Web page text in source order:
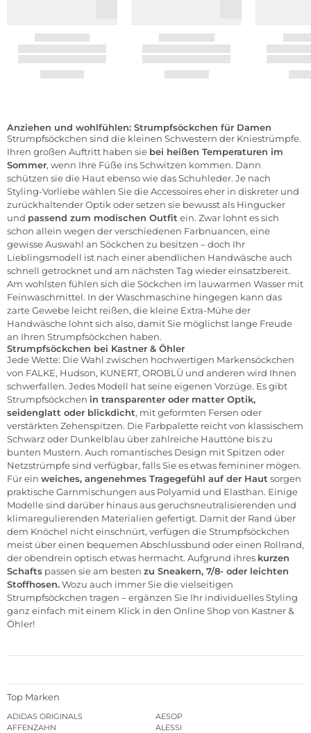
Anziehen und wohlfühlen: Strumpfsöckchen für Damen
Strumpfsöckchen sind die kleinen Schwestern der Kniestrümpfe.
Ihren großen Auftritt haben sie bei heißen Temperaturen im
Sommer, wenn Ihre Füße ins Schwitzen kommen. Dann
schützen sie die Haut ebenso wie das Schuhleder. Je nach
Styling-Vorliebe wählen Sie die Accessoires eher in diskreter und
zurückhaltender Optik oder setzen sie bewusst als Hingucker
und passend zum modischen Outfit ein. Zwar lohnt es sich
schon allein wegen der verschiedenen Farbnuancen, eine
gewisse Auswahl an Söckchen zu besitzen – doch Ihr
Lieblingsmodell ist nach einer abendlichen Handwäsche auch
schnell getrocknet und am nächsten Tag wieder einsatzbereit.
Am wohlsten fühlen sich die Söckchen im lauwarmen Wasser mit
Feinwaschmittel. In der Waschmaschine hingegen kann das
zarte Gewebe leicht reißen, die kleine Extra-Mühe der
Handwäsche lohnt sich also, damit Sie möglichst lange Freude
an Ihren Strumpfsöckchen haben.
Strumpfsöckchen bei Kastner & Öhler
Jede Wette: Die Wahl zwischen hochwertigen Markensöckchen
von FALKE, Hudson, KUNERT, OROBLÙ und anderen wird Ihnen
schwerfallen. Jedes Modell hat seine eigenen Vorzüge. Es gibt
Strumpfsöckchen in transparenter oder matter Optik,
seidenglatt oder blickdicht, mit geformten Fersen oder
verstärkten Zehenspitzen. Die Farbpalette reicht von klassischem
Schwarz oder Dunkelblau über zahlreiche Hauttöne bis zu
bunten Mustern. Auch romantisches Design mit Spitzen oder
Netzstrümpfe sind verfügbar, falls Sie es etwas femininer mögen.
Für ein weiches, angenehmes Tragegefühl auf der Haut sorgen
praktische Garnmischungen aus Polyamid und Elasthan. Einige
Modelle sind darüber hinaus aus geruchsneutralisierenden und
klimaregulierenden Materialien gefertigt. Damit der Rand über
dem Knöchel nicht einschnürt, verfügen die Strumpfsöckchen
meist über einen bequemen Abschlussbund oder einen Rollrand,
der obendrein optisch etwas hermacht. Aufgrund ihres kurzen
Schafts passen sie am besten zu Sneakern, 7/8- oder leichten
Stoffhosen.Wozu auch immer Sie die vielseitigen
Strumpfsöckchen tragen – ergänzen Sie Ihr individuelles Styling
ganz einfach mit einem Klick in den Online Shop von Kastner &
Öhler!
Top Marken
ADIDAS ORIGINALS
AESOP
AFFENZAHN
ALESSI